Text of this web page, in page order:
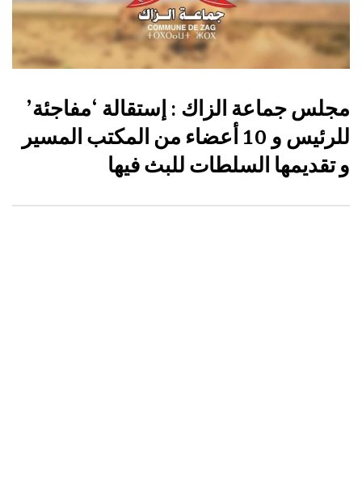
مجلس جماعة الزاك : إستقالة ‘مفاجئة’
للرئيس و 10 أعضاء من المكتب المسير
و تقديمها السلطات للبث فيها